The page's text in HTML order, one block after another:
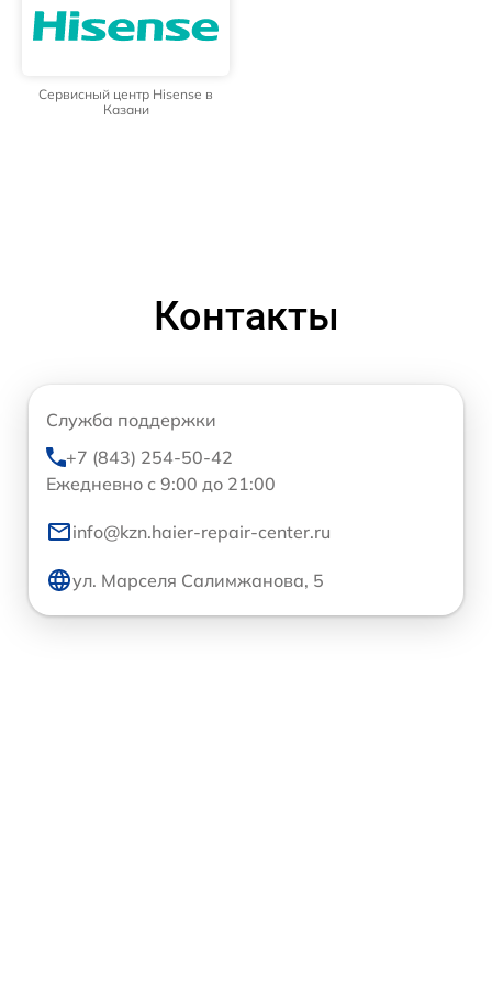
Сервисный центр Hisense в
Казани
Контакты
Служба поддержки
+7 (843) 254-50-42
Ежедневно с 9:00 до 21:00
info@kzn.haier-repair-center.ru
ул. Марселя Салимжанова, 5